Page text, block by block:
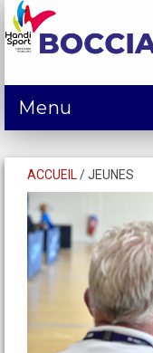
Menu
ACTUALITÉS
DÉCOUVRIR
SE FORMER et
CALENDRIER
CONTACTS
ACCUEIL /JEUNES